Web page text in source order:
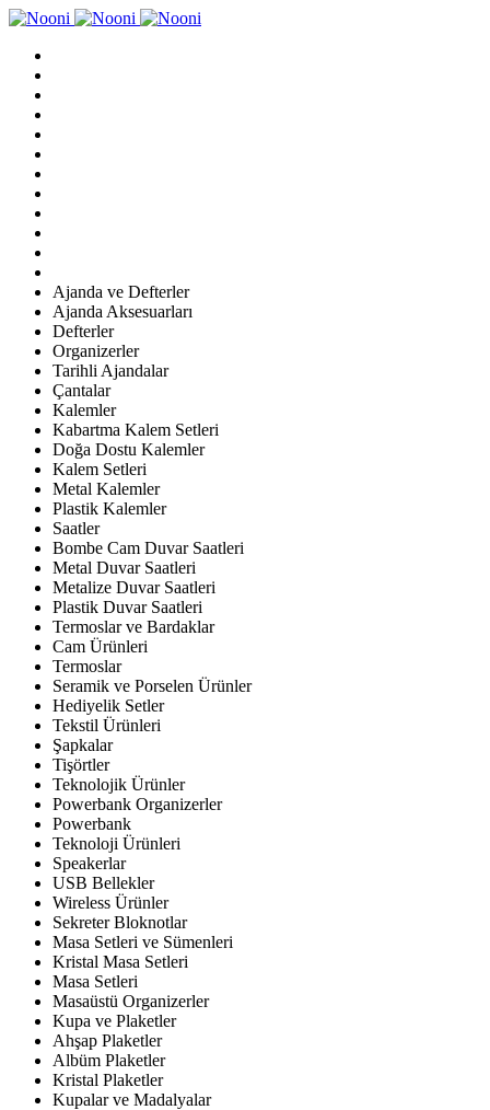
Ajanda ve Defterler
Ajanda Aksesuarları
Defterler
Organizerler
Tarihli Ajandalar
Çantalar
Kalemler
Kabartma Kalem Setleri
Doğa Dostu Kalemler
Kalem Setleri
Metal Kalemler
Plastik Kalemler
Saatler
Bombe Cam Duvar Saatleri
Metal Duvar Saatleri
Metalize Duvar Saatleri
Plastik Duvar Saatleri
Termoslar ve Bardaklar
Cam Ürünleri
Termoslar
Seramik ve Porselen Ürünler
Hediyelik Setler
Tekstil Ürünleri
Şapkalar
Tişörtler
Teknolojik Ürünler
Powerbank Organizerler
Powerbank
Teknoloji Ürünleri
Speakerlar
USB Bellekler
Wireless Ürünler
Sekreter Bloknotlar
Masa Setleri ve Sümenleri
Kristal Masa Setleri
Masa Setleri
Masaüstü Organizerler
Kupa ve Plaketler
Ahşap Plaketler
Albüm Plaketler
Kristal Plaketler
Kupalar ve Madalyalar